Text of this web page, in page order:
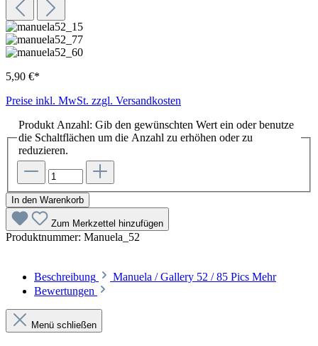
5,90 €*
Preise inkl. MwSt. zzgl. Versandkosten
Produkt Anzahl: Gib den gewünschten Wert ein oder benutze
die Schaltflächen um die Anzahl zu erhöhen oder zu
reduzieren.
In den Warenkorb
Zum Merkzettel hinzufügen
Produktnummer: Manuela_52
Beschreibung Manuela / Gallery 52 / 85 Pics Mehr
Bewertungen
Menü schließen